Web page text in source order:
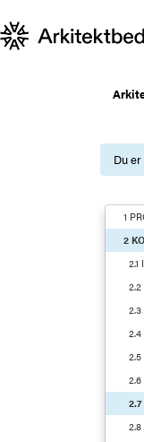
Du
1
2
2.1
2.3
2.4
2.5
2.6
2.7
2.8